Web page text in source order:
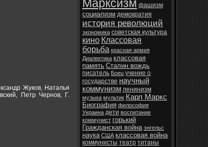
Жуков, Наталья
Петр Чернов, Г.
Марксизм фашизм
социализм демократия
история революций
экономика советская культура
кино Классовая
борьба красная армия
Диалектика классовая
память Сталин вождь
писатель Боец учение о
государстве научный
коммунизм ленинизм
музыка мультик Карл Маркс
Биография философия
Украина дети воспитание
коммунист горький
Гражданская война энгельс
наука США классовая война
коммунисты театр титаны